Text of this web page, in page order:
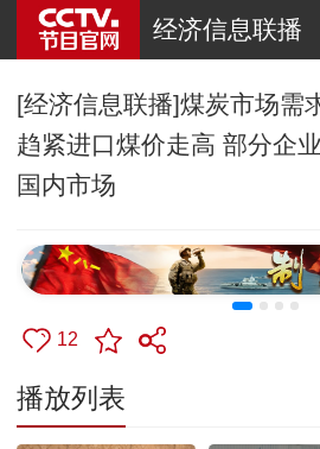
经济信息联播
[经济信息联播]煤炭市场需
趋紧进口煤价走高 部分企
国内市场
12
播放列表